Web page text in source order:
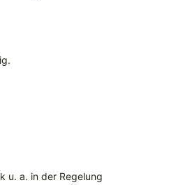
u. a. in der Regelung